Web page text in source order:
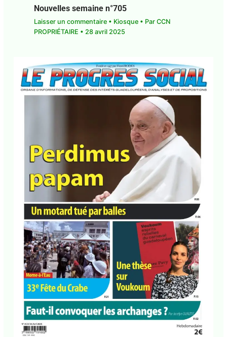
Nouvelles semaine n°705
Laisser un commentaire • Kiosque• Par CCN
PROPRIÉTAIRE • 28 avril 2025